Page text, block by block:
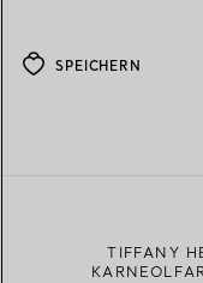
SPEICHERN
TIFFANY